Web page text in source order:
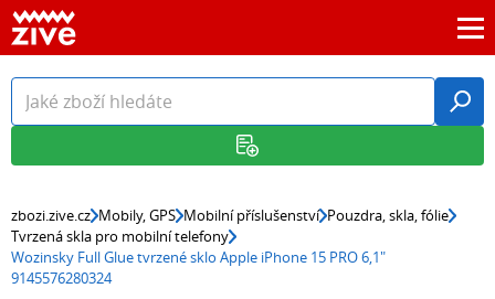
zbozi.zive.cz Mobily, GPS Mobilní příslušenství Pouzdra, skla, fólie
Tvrzená skla pro mobilní telefony
Wozinsky Full Glue tvrzené sklo Apple iPhone 15 PRO 6,1"
9145576280324